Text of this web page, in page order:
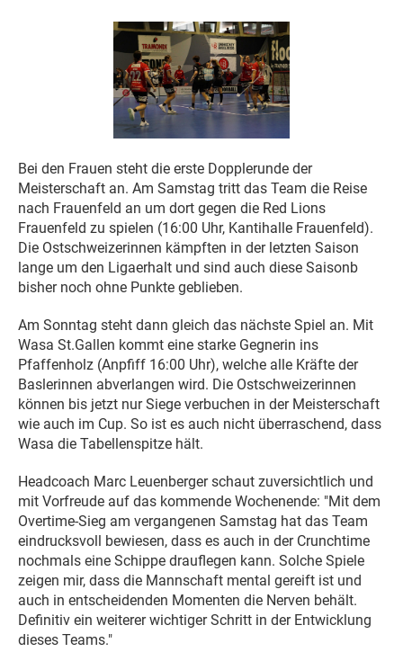
Bei den Frauen steht die erste Dopplerunde der
Meisterschaft an. Am Samstag tritt das Team die Reise
nach Frauenfeld an um dort gegen die Red Lions
Frauenfeld zu spielen (16:00 Uhr, Kantihalle Frauenfeld).
Die Ostschweizerinnen kämpften in der letzten Saison
lange um den Ligaerhalt und sind auch diese Saisonb
bisher noch ohne Punkte geblieben.
Am Sonntag steht dann gleich das nächste Spiel an. Mit
Wasa St.Gallen kommt eine starke Gegnerin ins
Pfaffenholz (Anpfiff 16:00 Uhr), welche alle Kräfte der
Baslerinnen abverlangen wird. Die Ostschweizerinnen
können bis jetzt nur Siege verbuchen in der Meisterschaft
wie auch im Cup. So ist es auch nicht überraschend, dass
Wasa die Tabellenspitze hält.
Headcoach Marc Leuenberger schaut zuversichtlich und
mit Vorfreude auf das kommende Wochenende: "Mit dem
Overtime-Sieg am vergangenen Samstag hat das Team
eindrucksvoll bewiesen, dass es auch in der Crunchtime
nochmals eine Schippe drauflegen kann. Solche Spiele
zeigen mir, dass die Mannschaft mental gereift ist und
auch in entscheidenden Momenten die Nerven behält.
Definitiv ein weiterer wichtiger Schritt in der Entwicklung
dieses Teams."